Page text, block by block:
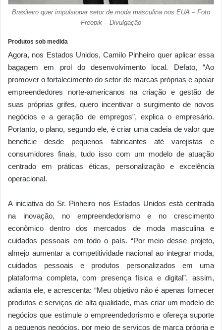
Brasileiro quer impulsionar setor de moda masculina nos EUA – Foto
Freepik – Divulgação
Produtos sob medida
Agora, nos Estados Unidos, Camilo Pinheiro quer aplicar essa
bagagem em prol do desenvolvimento local. Defato, “Ao
promover o fortalecimento do setor de marcas próprias e apoiar
empreendedores norte-americanos na criação e gestão de
suas próprias grifes, quero incentivar o surgimento de novos
negócios e a geração de empregos”, explica o empresário.
Portanto, o plano, segundo ele, é criar uma cadeia de valor que
beneficie desde pequenos fabricantes até varejistas e
consumidores finais, tudo isso com um modelo de atuação
centrado em práticas éticas, personalização e excelência
operacional.
A iniciativa do Sr. Pinheiro nos Estados Unidos está centrada
na inovação, no empreendedorismo e no crescimento
econômico dentro dos mercados de moda masculina e
cuidados pessoais em todo o país. “Por meio desse projeto,
almejo aumentar a competitividade nacional ao integrar moda,
cuidados pessoais e produtos personalizados em uma
plataforma completa, com presença física e digital”, assim,
adianta ele, e acrescenta: “Meu objetivo não é apenas fornecer
produtos e serviços de alta qualidade, mas criar um modelo de
negócios que estimule o empreendedorismo e ofereça suporte
a pequenos negócios, por meio de serviços de marca própria e